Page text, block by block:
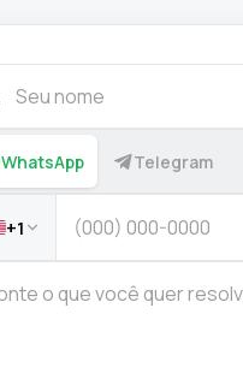
WhatsApp Telegram
+1